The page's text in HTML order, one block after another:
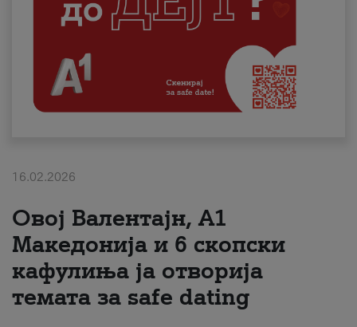
Поддршка
Надополни кредит
Плати сметка
#ПодобарОнлајн
16.02.2026
Овој Валентајн, A1
Македонија и 6 скопски
кафулиња ја отворија
темата за safe dating